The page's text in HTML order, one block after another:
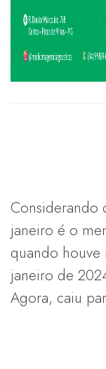
Considerando
janeiro é o
quando houve
janeiro de
Agora, caiu